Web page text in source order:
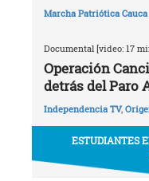
Marcha Patriótica Cauca
Documental [video: 17
Operación
detrás del Paro
Independencia TV,
ESTUDIANTES